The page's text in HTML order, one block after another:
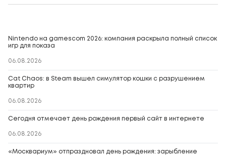
Nintendo на gamescom 2026: компания раскрыла полный список
игр для показа
06.08.2026
Cat Chaos: в Steam вышел симулятор кошки с разрушением
квартир
06.08.2026
Сегодня отмечает день рождения первый сайт в интернете
06.08.2026
«Москвариум» отпраздновал день рождения: зарыбление